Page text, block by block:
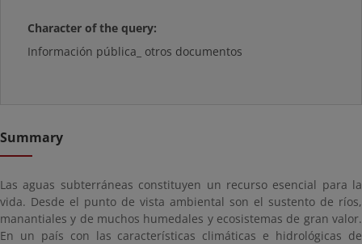
Character of the query:
Información pública_ otros documentos
Summary
Las aguas subterráneas constituyen un recurso esencial para la
vida. Desde el punto de vista ambiental son el sustento de ríos,
manantiales y de muchos humedales y ecosistemas de gran valor.
En un país con las características climáticas e hidrológicas de